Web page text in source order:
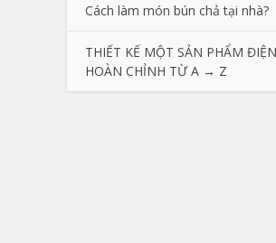
Cách làm món bún chả tại nhà?
THIẾT KẾ MỘT SẢN PHẨM
HOÀN CHỈNH TỪ A → Z